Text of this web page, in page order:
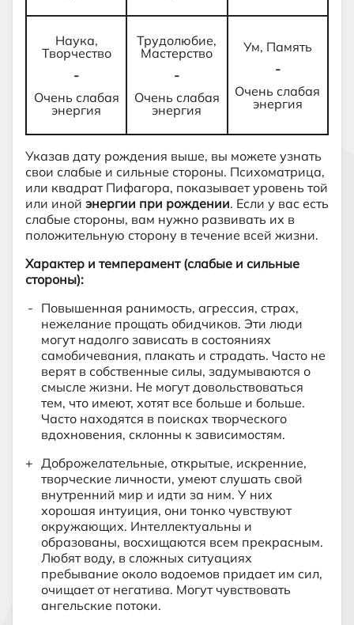
Наука,
Творчество
-
Очень слабая
энергия
Трудолюбие,
Мастерство
-
Очень слабая
энергия
Ум, Память
-
Очень слабая
энергия
Указав дату рождения выше, вы можете узнать
свои слабые и сильные стороны. Психоматрица,
или квадрат Пифагора, показывает уровень той
или иной энергии при рождении. Если у вас есть
слабые стороны, вам нужно развивать их в
положительную сторону в течение всей жизни.
Характер и темперамент (слабые и сильные
стороны):
Повышенная ранимость, агрессия, страх,
нежелание прощать обидчиков. Эти люди
могут надолго зависать в состояниях
самобичевания, плакать и страдать. Часто не
верят в собственные силы, задумываются о
смысле жизни. Не могут довольствоваться
тем, что имеют, хотят все больше и больше.
Часто находятся в поисках творческого
вдохновения, склонны к зависимостям.
Доброжелательные, открытые, искренние,
творческие личности, умеют слушать свой
внутренний мир и идти за ним. У них
хорошая интуиция, они тонко чувствуют
окружающих. Интеллектуальны и
образованы, восхищаются всем прекрасным.
Любят воду, в сложных ситуациях
пребывание около водоемов придает им сил,
очищает от негатива. Могут чувствовать
ангельские потоки.